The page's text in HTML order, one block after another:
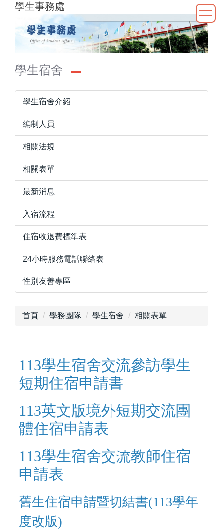
學生事務處
學生宿舍
學生宿舍介紹
編制人員
相關法規
相關表單
最新消息
入宿流程
住宿收退費標準表
24小時服務電話聯絡表
性別友善專區
首頁 學務團隊 學生宿舍 相關表單
113學生宿舍交流參訪學生
短期住宿申請書
113英文版境外短期交流團
體住宿申請表
113學生宿舍交流教師住宿
申請表
舊生住宿申請暨切結書(113學年
度改版)